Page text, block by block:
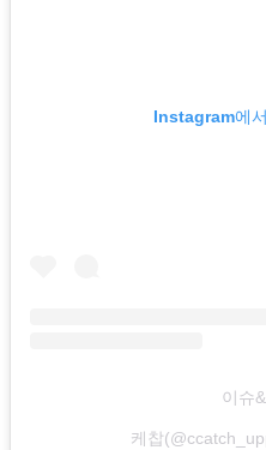
Instagram에
이슈
케찹